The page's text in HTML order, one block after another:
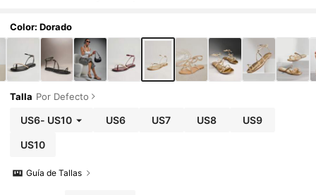
stilo de uso diario.
Color: Dorado
Talla Por Defecto
US6- US10 US6 US7 US8 US9
US10
Guía de Tallas